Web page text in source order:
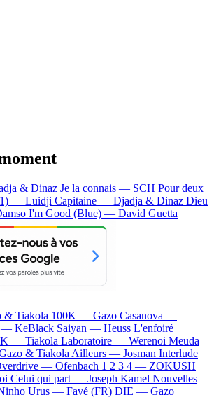
& Dinaz Je la connais — SCH Pour deux
1) — Luidji Capitaine — Djadja & Dinaz Dieu
I'm Good (Blue) — David Guetta
& Tiakola 100K — Gazo Casanova —
— KeBlack Saiyan — Heuss L'enfoiré
— Tiakola Laboratoire — Werenoi Meuda
& Tiakola Ailleurs — Josman Interlude
— Ofenbach 1 2 3 4 — ZOKUSH
Celui qui part — Joseph Kamel Nouvelles
Urus — Favé (FR) DIE — Gazo